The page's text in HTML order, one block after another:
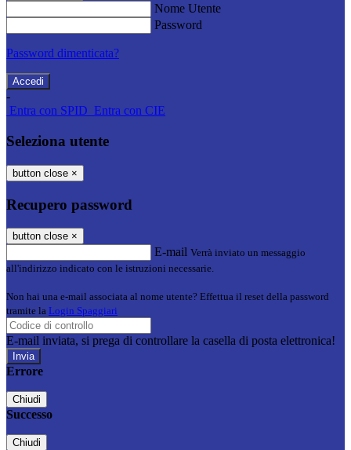
Nome Utente
Password
Password dimenticata?
-
Entra con SPID Entra con CIE
Seleziona utente
button close ×
Recupero password
button close ×
E-mail Verrà inviato un messaggio
all'indirizzo indicato con le istruzioni necessarie.
Non hai una e-mail associata al nome utente? Effettua il reset della password
tramite la Login Spaggiari
E-mail inviata, si prega di controllare la casella di posta elettronica!
Errore
Chiudi
Successo
Chiudi